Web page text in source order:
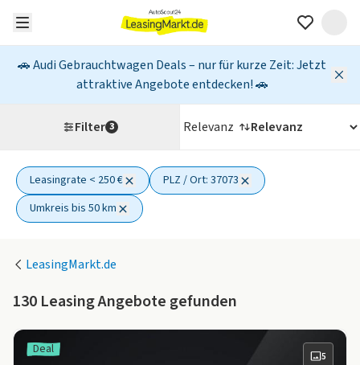
🚗 Audi Gebrauchtwagen Deals – nur für kurze Zeit: Jetzt
attraktive Angebote entdecken! 🚗
LeasingMarkt.de
130 Leasing Angebote gefunden
Filter 3 Relevanz
Leasingrate < 250 €
PLZ / Ort: 37073
Umkreis bis 50 km
3 aktive Filter
5
Deal